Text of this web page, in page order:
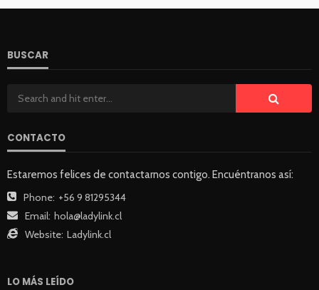
BUSCAR
CONTACTO
Estaremos felices de contactarnos contigo. Encuéntranos así:
Phone: +56 9 81295344
Email: hola@ladylink.cl
Website: Ladylink.cl
LO MÁS LEÍDO